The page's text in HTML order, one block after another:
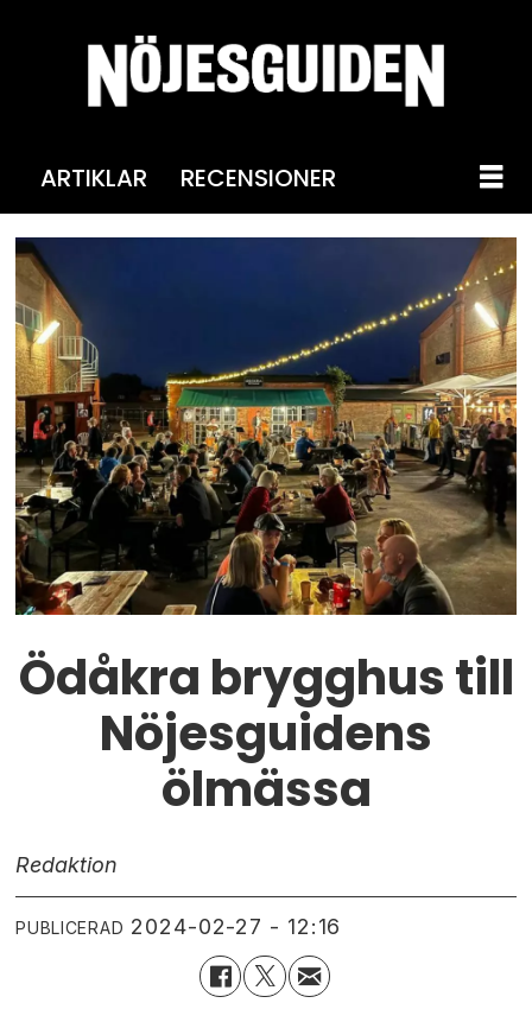
ARTIKLAR RECENSIONER
Ödåkra brygghus till
Nöjesguidens
ölmässa
Redaktion
PUBLICERAD 2024-02-27 - 12:16